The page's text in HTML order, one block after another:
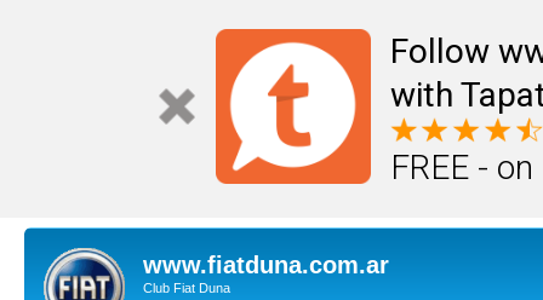
Follow
with
FREE -
www.fiatduna.com.ar
Club Fiat Duna